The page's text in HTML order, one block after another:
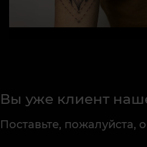
Вы уже клиент
Поставьте, пожалуйста,